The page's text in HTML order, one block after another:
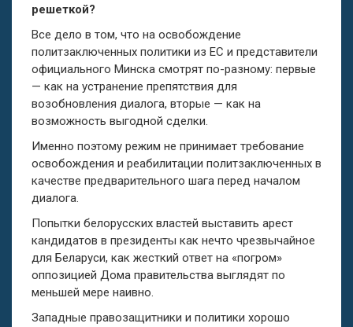
решеткой?
Все дело в том, что на освобождение
политзаключенных политики из ЕС и представители
официального Минска смотрят по-разному: первые
— как на устранение препятствия для
возобновления диалога, вторые — как на
возможность выгодной сделки.
Именно поэтому режим не принимает требование
освобождения и реабилитации политзаключенных в
качестве предварительного шага перед началом
диалога.
Попытки белорусских властей выставить арест
кандидатов в президенты как нечто чрезвычайное
для Беларуси, как жесткий ответ на «погром»
оппозицией Дома правительства выглядят по
меньшей мере наивно.
Западные правозащитники и политики хорошо